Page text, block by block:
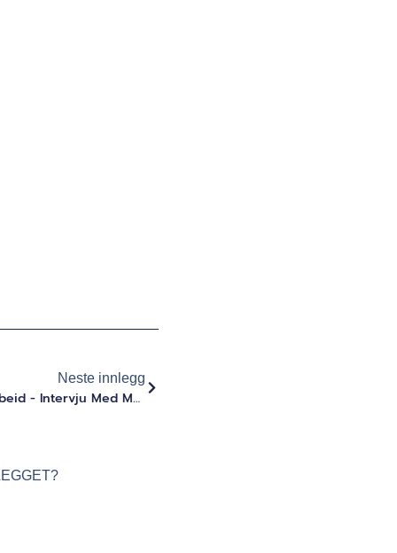
Neste innlegg
Transformasjonscoaching Og Dyptgående Indre Arbeid - Intervju Med Medoo